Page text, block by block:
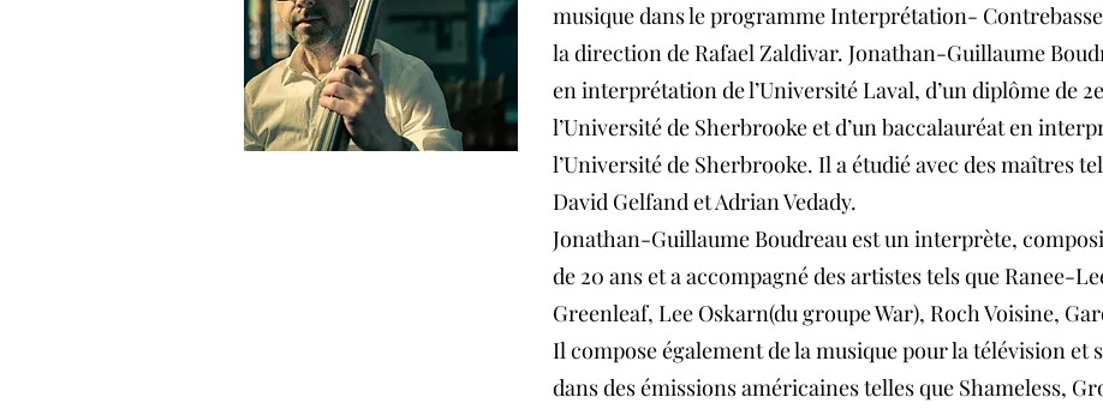
musique dans le programme Interprétation- Contrebasse
la direction de Rafael Zaldivar. Jonathan-Guillaume
en interprétation de l’Université Laval, d’un diplôme de
l’Université de Sherbrooke et d’un baccalauréat en
l’Université de Sherbrooke. Il a étudié avec des maîtres
David Gelfand et Adrian Vedady.
Jonathan-Guillaume Boudreau est un interprète,
de 20 ans et a accompagné des artistes tels que Ranee-
Greenleaf, Lee Oskarn(du groupe War), Roch Voisine,
Il compose également de la musique pour la télévision et
dans des émissions américaines telles que Shameless,